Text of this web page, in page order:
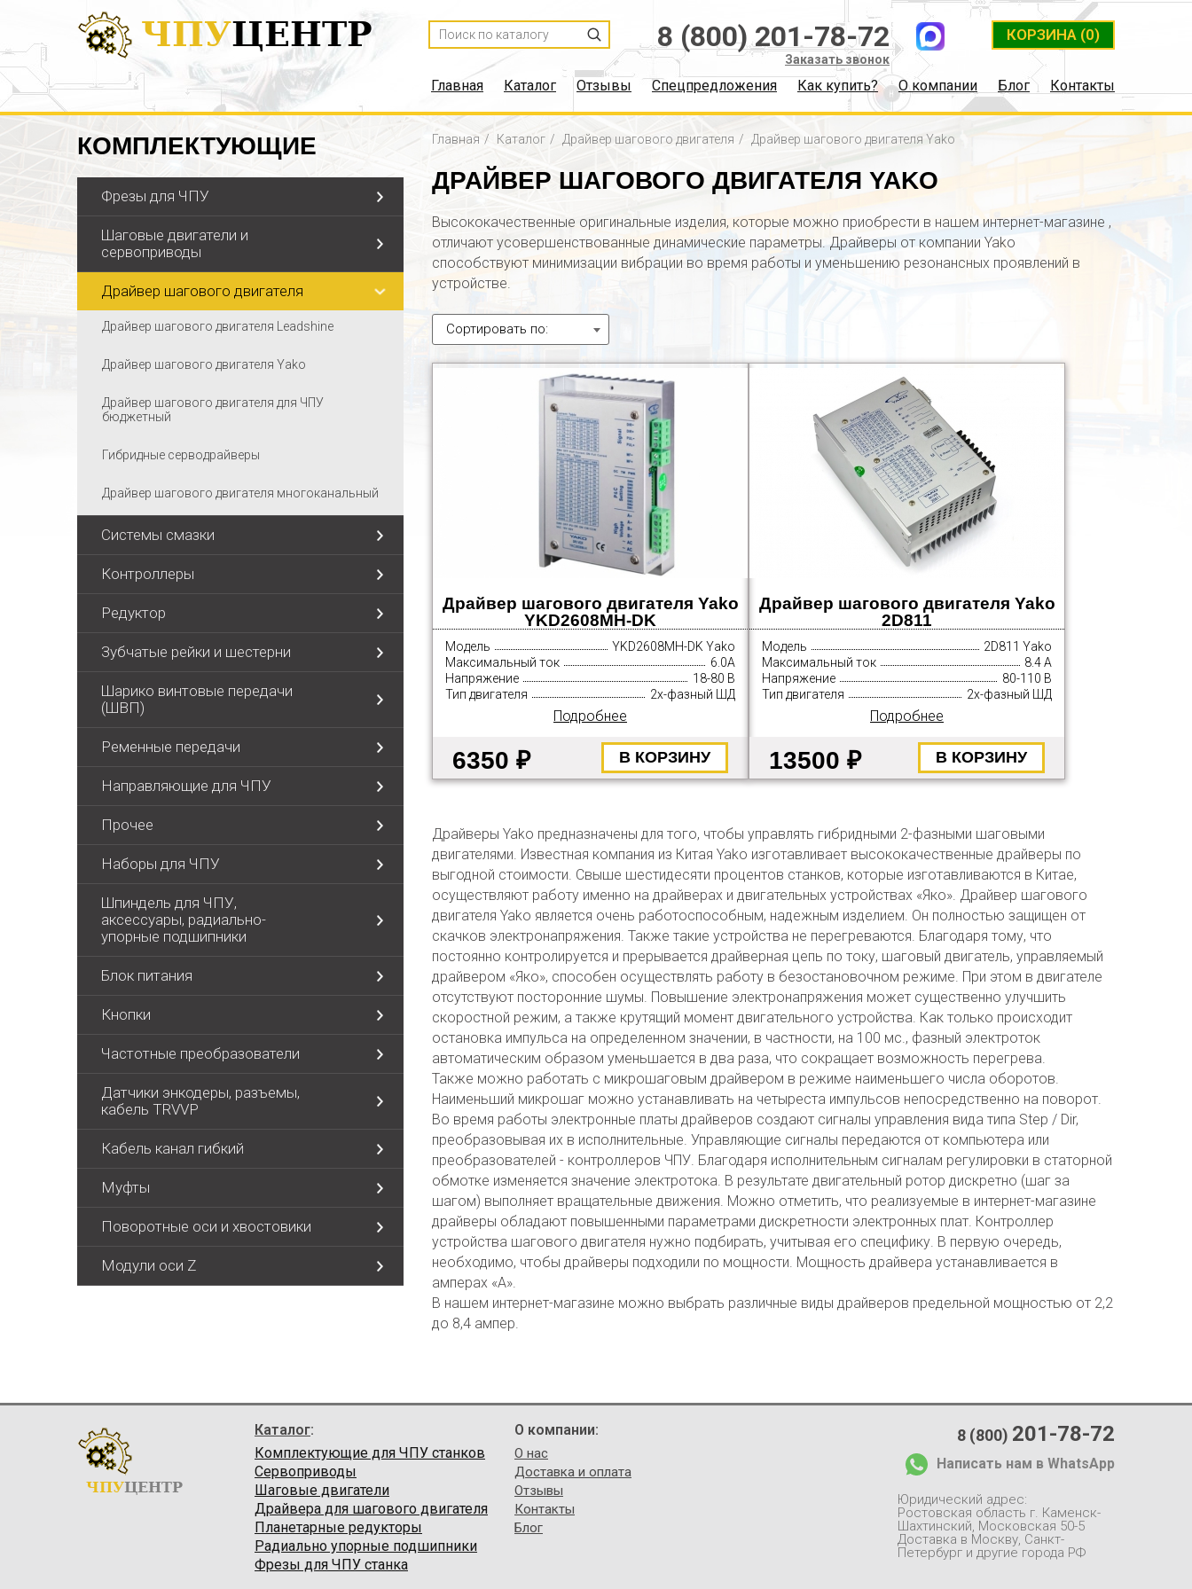
ЧПУЦЕНТР 8 (800) 201-78-72
Заказать звонок
КОРЗИНА (0)
Главная Каталог Отзывы Спецпредложения Как купить? О компании Блог Контакты
КОМПЛЕКТУЮЩИЕ
Фрезы для ЧПУ
Шаговые двигатели и
сервоприводы
Драйвер шагового двигателя
Драйвер шагового двигателя Leadshine
Драйвер шагового двигателя Yako
Драйвер шагового двигателя для ЧПУ
бюджетный
Гибридные серводрайверы
Драйвер шагового двигателя многоканальный
Системы смазки
Контроллеры
Редуктор
Зубчатые рейки и шестерни
Шарико винтовые передачи
(ШВП)
Ременные передачи
Направляющие для ЧПУ
Прочее
Наборы для ЧПУ
Шпиндель для ЧПУ,
аксессуары, радиально-
упорные подшипники
Блок питания
Кнопки
Частотные преобразователи
Датчики энкодеры, разъемы,
кабель TRVVP
Кабель канал гибкий
Муфты
Поворотные оси и хвостовики
Модули оси Z
Главная Каталог Драйвер шагового двигателя Драйвер шагового двигателя Yako
ДРАЙВЕР ШАГОВОГО ДВИГАТЕЛЯ YAKO
Высококачественные оригинальные изделия, которые можно приобрести в нашем интернет-магазине ,
отличают усовершенствованные динамические параметры. Драйверы от компании Yako
способствуют минимизации вибрации во время работы и уменьшению резонансных проявлений в
устройстве.
Сортировать по:
Драйвер шагового двигателя Yako
YKD2608MH-DK
Модель
YKD2608MH-DK Yako
Максимальный ток
6.0А
Напряжение
18-80 В
Тип двигателя
2х-фазный ШД
Подробнее
6350 ₽ В КОРЗИНУ
Драйвер шагового двигателя Yako
2D811
Модель
2D811 Yako
Максимальный ток
8.4 А
Напряжение
80-110 В
Тип двигателя
2х-фазный ШД
Подробнее
13500 ₽ В КОРЗИНУ
Драйверы Yako предназначены для того, чтобы управлять гибридными 2-фазными шаговыми
двигателями. Известная компания из Китая Yako изготавливает высококачественные драйверы по
выгодной стоимости. Свыше шестидесяти процентов станков, которые изготавливаются в Китае,
осуществляют работу именно на драйверах и двигательных устройствах «Яко». Драйвер шагового
двигателя Yako является очень работоспособным, надежным изделием. Он полностью защищен от
скачков электронапряжения. Также такие устройства не перегреваются. Благодаря тому, что
постоянно контролируется и прерывается драйверная цепь по току, шаговый двигатель, управляемый
драйвером «Яко», способен осуществлять работу в безостановочном режиме. При этом в двигателе
отсутствуют посторонние шумы. Повышение электронапряжения может существенно улучшить
скоростной режим, а также крутящий момент двигательного устройства. Как только происходит
остановка импульса на определенном значении, в частности, на 100 мс., фазный электроток
автоматическим образом уменьшается в два раза, что сокращает возможность перегрева.
Также можно работать с микрошаговым драйвером в режиме наименьшего числа оборотов.
Наименьший микрошаг можно устанавливать на четыреста импульсов непосредственно на поворот.
Во время работы электронные платы драйверов создают сигналы управления вида типа Step / Dir,
преобразовывая их в исполнительные. Управляющие сигналы передаются от компьютера или
преобразователей - контроллеров ЧПУ. Благодаря исполнительным сигналам регулировки в статорной
обмотке изменяется значение электротока. В результате двигательный ротор дискретно (шаг за
шагом) выполняет вращательные движения. Можно отметить, что реализуемые в интернет-магазине
драйверы обладают повышенными параметрами дискретности электронных плат. Контроллер
устройства шагового двигателя нужно подбирать, учитывая его специфику. В первую очередь,
необходимо, чтобы драйверы подходили по мощности. Мощность драйвера устанавливается в
амперах «А».
В нашем интернет-магазине можно выбрать различные виды драйверов предельной мощностью от 2,2
до 8,4 ампер.
ЧПУЦЕНТР
Каталог:
Комплектующие для ЧПУ станков
Сервоприводы
Шаговые двигатели
Драйвера для шагового двигателя
Планетарные редукторы
Радиально упорные подшипники
Фрезы для ЧПУ станка
О компании:
О нас
Доставка и оплата
Отзывы
Контакты
Блог
8 (800) 201-78-72
Написать нам в WhatsApp
Юридический адрес:
Ростовская область г. Каменск-
Шахтинский, Московская 50-5
Доставка в Москву, Санкт-
Петербург и другие города РФ